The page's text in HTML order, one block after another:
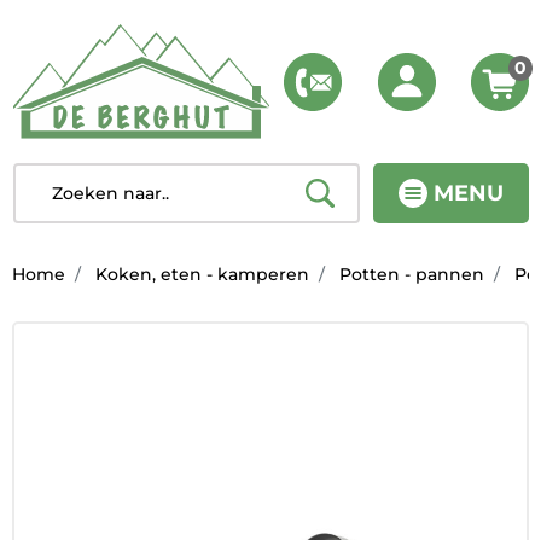
MENU
0
Home Koken, eten - kamperen Potten - pannen